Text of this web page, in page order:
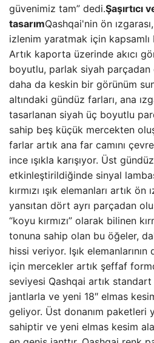
güvenimiz tam” dedi.Şaşırtıcı
tasarımQashqai'nin ön
izlenim yaratmak için
Artık kaporta üzerinde akıcı
boyutlu, parlak siyah parçadan
daha da keskin bir görünüm
altındaki gündüz farları, ana
tasarlanan siyah üç boyutlu
sahip beş küçük mercekten
farlar artık ana far camını
ince ışıkla karışıyor. Üst
etkinleştirildiğinde sinyal
kırmızı ışık elemanları artık ön
yansıtan dört ayrı parçadan
“koyu kırmızı” olarak bilinen
tonuna sahip olan bu öğeler,
hissi veriyor. Işık
için mercekler artık şeffaf
seviyesi Qashqai artık standart
jantlarla ve yeni 18″ elmas
geliyor. Üst donanım paketleri
sahiptir ve yeni elmas kesim